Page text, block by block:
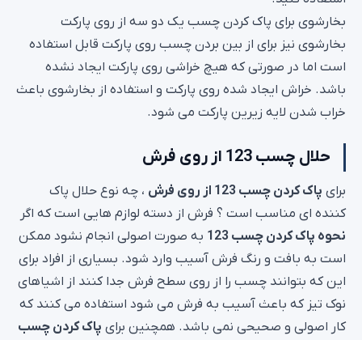
بخارشوی برای پاک کردن چسب یک دو سه از روی پارکت
بخارشوی نیز برای از بین بردن چسب روی پارکت قابل استفاده
است اما در صورتی که هیچ خراشی روی پارکت ایجاد نشده
باشد. خراش ایجاد شده روی پارکت و استفاده از بخارشوی باعث
خراب شدن لایه زیرین پارکت می شود.
حلال چسب 123 از روی فرش
برای پاک کردن چسب 123 از روی فرش
، چه نوع حلال پاک
کننده ای مناسب است ؟ فرش از دسته لوازم هایی است که اگر
نحوه پاک کردن چسب 123
به صورت اصولی انجام نشود ممکن
است به بافت و رنگ فرش آسیب وارد شود. بسیاری از افراد برای
این که بتوانند چسب را از روی سطح فرش جدا کنند از اشیاهای
نوک تیز که باعث آسیب به فرش می شود استفاده می کنند که
کار اصولی و صحیحی نمی باشد. همچنین برای پاک کردن چسب